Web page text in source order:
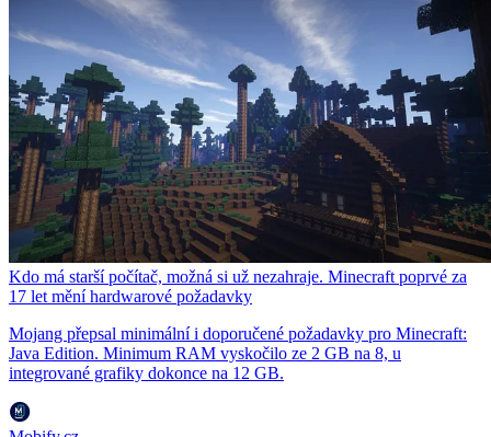
Kdo má starší počítač, možná si už nezahraje. Minecraft poprvé za
17 let mění hardwarové požadavky
Mojang přepsal minimální i doporučené požadavky pro Minecraft:
Java Edition. Minimum RAM vyskočilo ze 2 GB na 8, u
integrované grafiky dokonce na 12 GB.